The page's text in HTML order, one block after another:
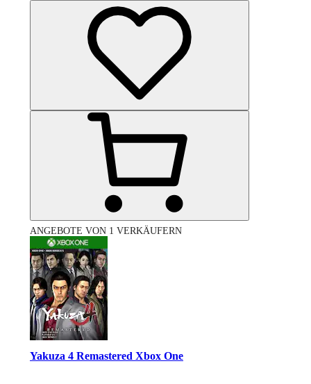
ANGEBOTE VON 1 VERKÄUFERN
Yakuza 4 Remastered Xbox One